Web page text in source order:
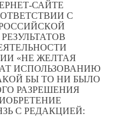
САЙТЕ
С
«НЕ ЖЕЛТАЯ
ИСПОЛЬЗОВАНИЮ
БЫ ТО НИ БЫЛО
РАЗРЕШЕНИЯ
С РЕДАКЦИЕЙ: